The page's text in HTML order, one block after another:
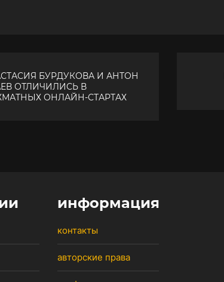
БУРДУКОВА И АНТОН
ОТЛИЧИЛИСЬ В
ОНЛАЙН-СТАРТАХ
информация
контакты
авторские права